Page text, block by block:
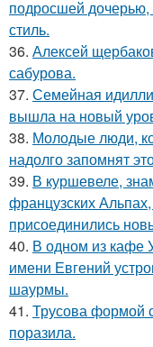
подросшей
стиль.
36. Алексей
сабурова.
37. Семейная
вышла на новый
38. Молодые люди,
надолго запомнят
39. В куршевеле,
французских
присоединились
40. В одном из кафе
имени Евгений
шаурмы.
41. Трусова формой
поразила.